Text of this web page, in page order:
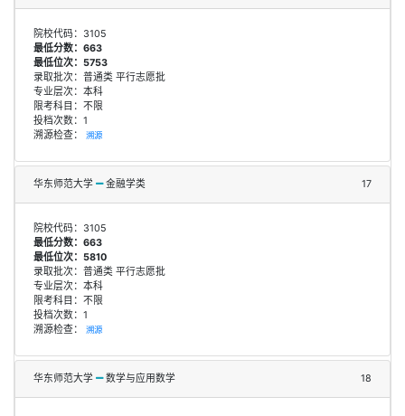
院校代码：3105
最低分数：663
最低位次：5753
录取批次：普通类 平行志愿批
专业层次：本科
限考科目：不限
投档次数：1
溯源检查： 溯源
华东师范大学 金融学类 17
院校代码：3105
最低分数：663
最低位次：5810
录取批次：普通类 平行志愿批
专业层次：本科
限考科目：不限
投档次数：1
溯源检查： 溯源
华东师范大学 数学与应用数学 18